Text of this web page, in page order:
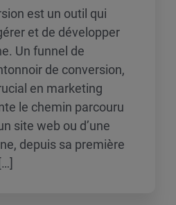
est un outil qui
et de développer
Un funnel de
de conversion,
en marketing
le chemin parcouru
site web ou d’une
depuis sa première